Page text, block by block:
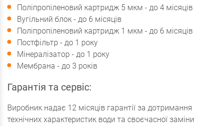
Поліпропіленовий картридж 5 мкм - до 4 місяців
Вугільний блок - до 6 місяців
Поліпропіленовий картридж 1 мкм - до 6 місяців
Постфільтр - до 1 року
Мінералізатор - до 1 року
Мембрана - до 3 років
Гарантія та сервіс:
Виробник надає 12 місяців гарантії за дотримання
технічних характеристик води та своєчасної заміни